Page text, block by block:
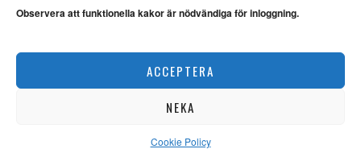
Observera att funktionella kakor är nödvändiga för inloggning.
ACCEPTERA
NEKA
Cookie Policy
Saara Hermansson vill lyfta fram samisk kultur
krig växer
OPERA. Rikard Rehnbergh
operaklassiker av Puccini